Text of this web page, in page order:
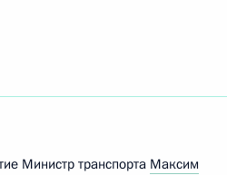
Министр транспорта Максим